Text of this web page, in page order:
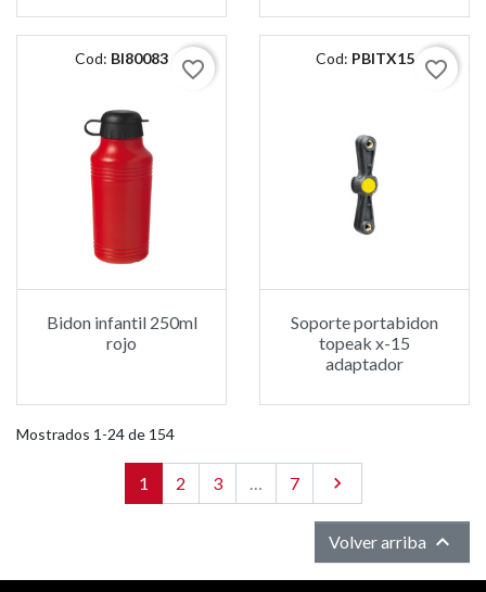
Cod: BI80083 favorite_border
Bidon infantil 250ml
rojo
Cod: PBITX15 favorite_border
Soporte portabidon
topeak x-15
adaptador
Mostrados 1-24 de 154
1 2 3 … 7 Siguiente

Volver arriba 